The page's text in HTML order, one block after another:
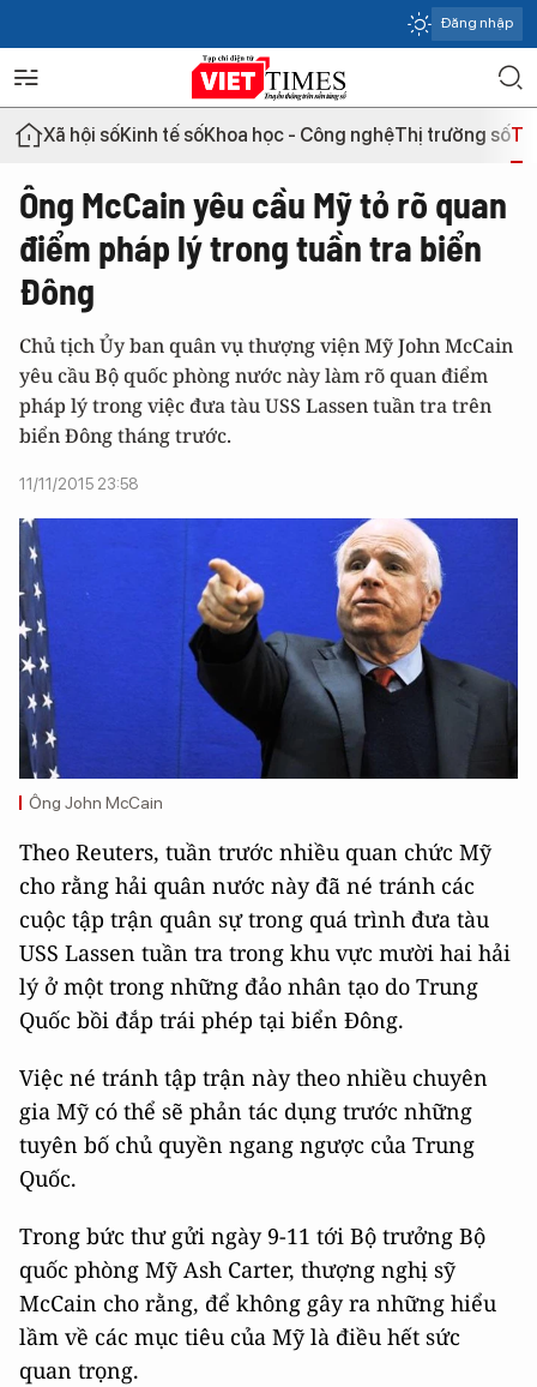
Đăng nhập
Xã hội sốKinh tế sốKhoa học - Công nghệThị trường số
Ông McCain yêu cầu Mỹ tỏ rõ quan
điểm pháp lý trong tuần tra biển
Đông
Chủ tịch Ủy ban quân vụ thượng viện Mỹ John McCain
yêu cầu Bộ quốc phòng nước này làm rõ quan điểm
pháp lý trong việc đưa tàu USS Lassen tuần tra trên
biển Đông tháng trước.
11/11/2015 23:58
Ông John McCain
Theo Reuters, tuần trước nhiều quan chức Mỹ
cho rằng hải quân nước này đã né tránh các
cuộc tập trận quân sự trong quá trình đưa tàu
USS Lassen tuần tra trong khu vực mười hai hải
lý ở một trong những đảo nhân tạo do Trung
Quốc bồi đắp trái phép tại biển Đông.
Việc né tránh tập trận này theo nhiều chuyên
gia Mỹ có thể sẽ phản tác dụng trước những
tuyên bố chủ quyền ngang ngược của Trung
Quốc.
Trong bức thư gửi ngày 9-11 tới Bộ trưởng Bộ
quốc phòng Mỹ Ash Carter, thượng nghị sỹ
McCain cho rằng, để không gây ra những hiểu
lầm về các mục tiêu của Mỹ là điều hết sức
quan trọng.